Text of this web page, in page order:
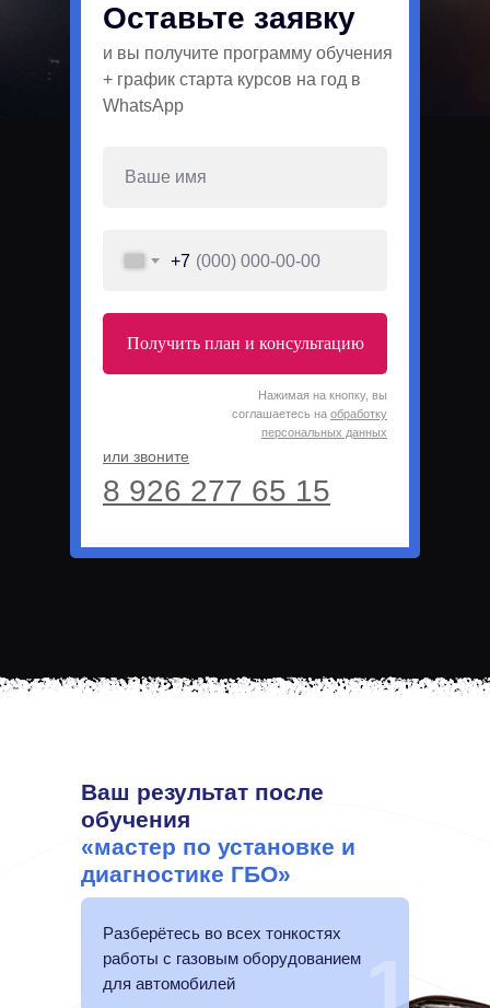
Оставьте заявку
и вы получите программу обучения
+ график старта курсов на год в
WhatsApp
Нажимая на кнопку, вы
соглашаетесь на обработку
персональных данных
или звоните
+7
Получить план и консультацию
8 926 277 65 15
Ваш результат после
обучения
«мастер по установке и
диагностике ГБО»
Разберётесь во всех тонкостях
работы с газовым оборудованием
для автомобилей
1